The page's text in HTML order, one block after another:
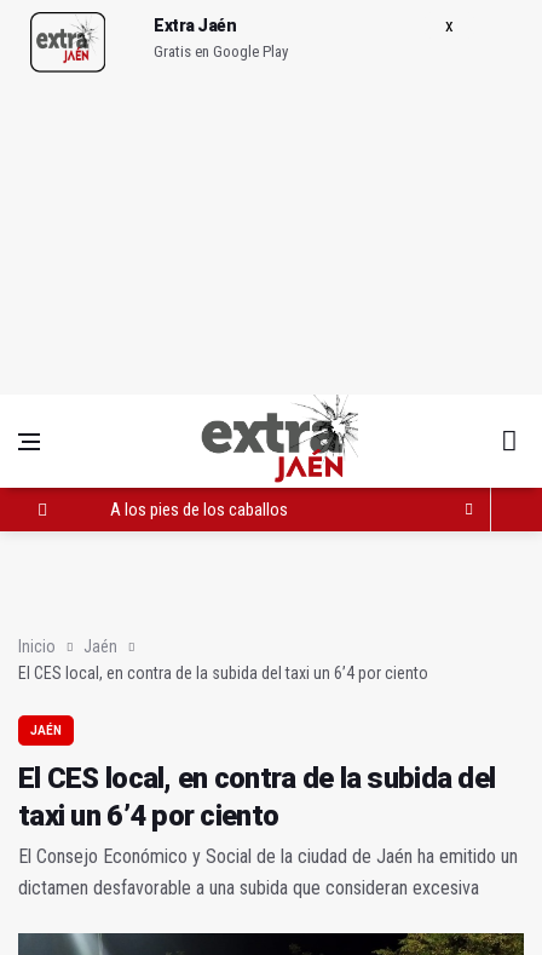
Extra Jaén
Gratis en Google Play
A los pies de los caballos
Inicio
Jaén
El CES local, en contra de la subida del taxi un 6’4 por ciento
JAÉN
El CES local, en contra de la subida del
taxi un 6’4 por ciento
El Consejo Económico y Social de la ciudad de Jaén ha emitido un
dictamen desfavorable a una subida que consideran excesiva